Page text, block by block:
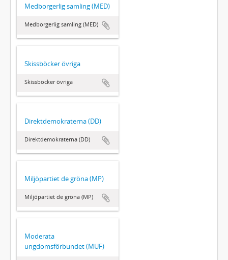
Medborgerlig samling (MED)
Medborgerlig samling (MED)
Skissböcker övriga
Skissböcker övriga
Direktdemokraterna (DD)
Direktdemokraterna (DD)
Miljöpartiet de gröna (MP)
Miljöpartiet de gröna (MP)
Moderata
ungdomsförbundet (MUF)